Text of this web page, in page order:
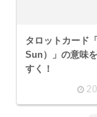
タロットカード
Sun）」の意味
すく！